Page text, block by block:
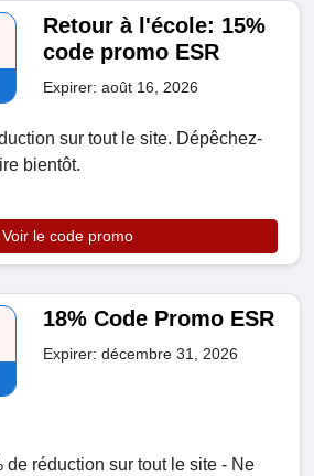
Retour à l'école: 15%
code promo ESR
Expirer: août 16, 2026
sur tout le site. Dépêchez-
bientôt.
Voir le code promo
18% Code Promo ESR
Expirer: décembre 31, 2026
de réduction sur tout le site - Ne